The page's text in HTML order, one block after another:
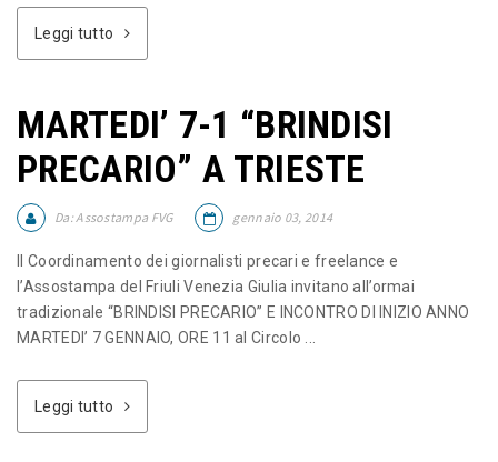
Leggi tutto
MARTEDI’ 7-1 “BRINDISI
PRECARIO” A TRIESTE
Da:Assostampa FVG gennaio 03, 2014
Il Coordinamento dei giornalisti precari e freelance e
l’Assostampa del Friuli Venezia Giulia invitano all’ormai
tradizionale “BRINDISI PRECARIO” E INCONTRO DI INIZIO ANNO
MARTEDI’ 7 GENNAIO, ORE 11 al Circolo ...
Leggi tutto